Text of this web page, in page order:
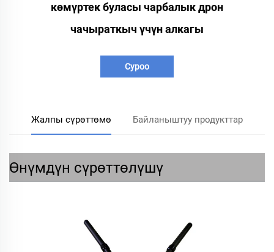
көмүртек буласы чарбалык дрон
чачыраткыч үчүн алкагы
Суроо
Жалпы сүрөттөмө Байланыштуу продукттар
Өнүмдүн сүрөттөлүшү